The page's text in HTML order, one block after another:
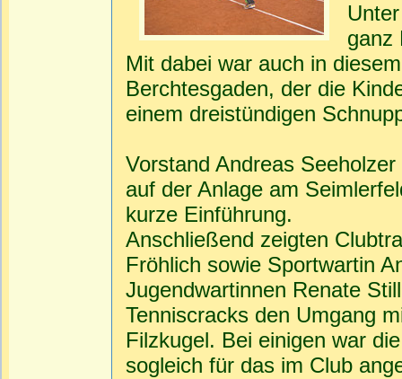
ganz
Mit dabei war auch in
Berchtesgaden, der die
einem dreistündigen
Vorstand Andreas
auf der Anlage am
kurze Einführung.
Anschließend zeigten
Fröhlich sowie Sportwartin
Jugendwartinnen Renate
Tenniscracks den Umgang
Filzkugel. Bei einigen war
sogleich für das im Club